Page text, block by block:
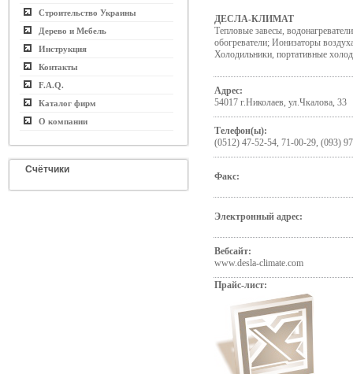
Строительство Украины
Дерево и Мебель
Инструкция
Контакты
F.A.Q.
Каталог фирм
О компании
Счётчики
ДЕСЛА-КЛИМАТ
Тепловые завесы,
обогреватели; Ионизаторы
Холодильники, портативные
Адрес:
54017 г.Николаев, ул.Чкалова, 33
Телефон(ы):
(0512) 47-52-54, 71-00-29, (093)
Факс:
Электронный адрес:
Вебсайт:
www.desla-climate.com
Прайс-лист: